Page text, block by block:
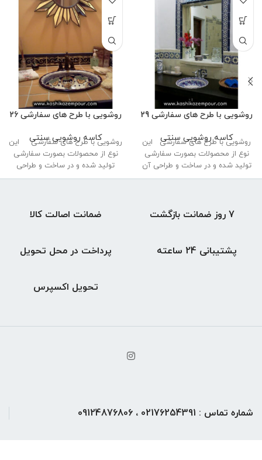
روشویی با طرح های سفارشی 29
کاسه روشویی سنتی
روشویی با طرح های سفارشی این
نوع از محصولات بصورت سفارشی
تولید شده و در ساخت و طراحی آن
روشویی با طرح های سفارشی 26
کاسه روشویی سنتی
روشویی با طرح های سفارشی این
نوع از محصولات بصورت سفارشی
تولید شده و در ساخت و طراحی
ضمانت اصالت کالا 7 روز ضمانت بازگشت
پرداخت در محل تحویل پشتیبانی 24 ساعته
تحویل اکسپرس
شماره تماس : 02176254391 ، 09124876806